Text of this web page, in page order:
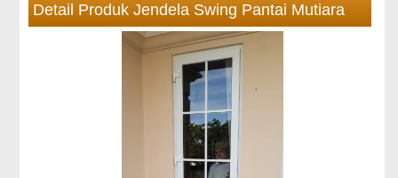
Detail Produk Jendela Swing Pantai Mutiara